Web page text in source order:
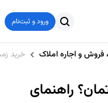
ورود و ثبت‌نام
و اجاره املاک خرید
راهنمای